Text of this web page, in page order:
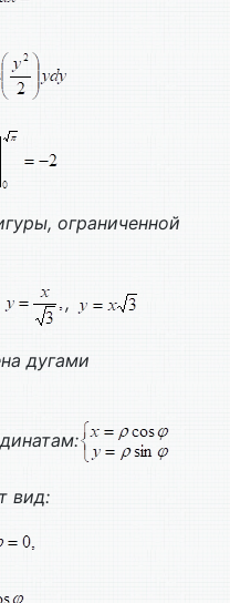
ограниченной
,
дугами
вид: